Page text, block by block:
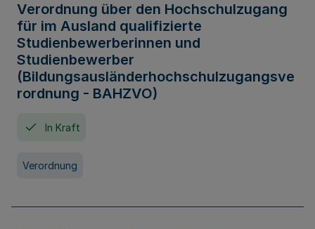
Verordnung über den Hochschulzugang
für im Ausland qualifizierte
Studienbewerberinnen und
Studienbewerber
(Bildungsausländerhochschulzugangsve
rordnung - BAHZVO)
In Kraft
Verordnung